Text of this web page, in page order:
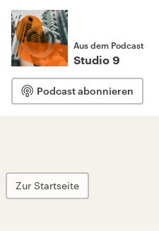
Aus dem Podcast
Studio 9
Podcast abonnieren
Zur Startseite